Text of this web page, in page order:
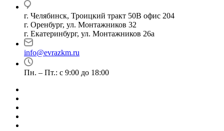
г. Челябинск, Троицкий тракт 50В офис 204
г. Оренбург, ул. Монтажников 32
г. Екатеринбург, ул. Монтажников 26а
info@evrazkm.ru
Пн. – Пт.: с 9:00 до 18:00